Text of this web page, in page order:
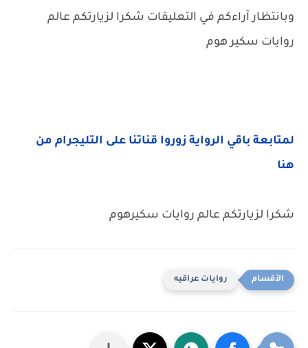
وبانتظار آراءكم في التعليقات شكرا لزيارتكم عالم
روايات سكير هوم
لمتابعة باقي الرواية زوروا قناتنا على التليجرام من
هنا
شكرا لزيارتكم عالم روايات سكيرهوم
روايات عراقيه